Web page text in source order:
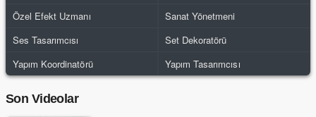
Özel Efekt Uzmanı
Sanat Yönetmeni
Ses Tasarımcısı
Set Dekoratörü
Yapım Koordinatörü
Yapım Tasarımcısı
Son Videolar